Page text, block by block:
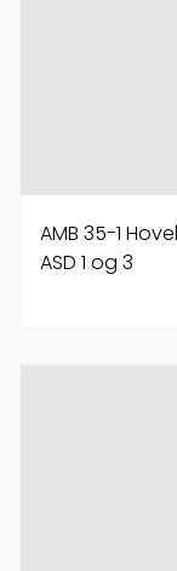
AMB 35-1
ASD 1 og 3